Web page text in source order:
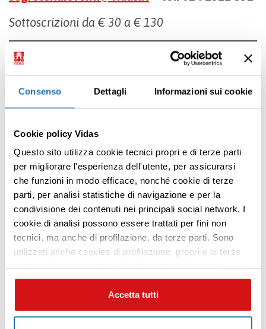
Consenso Dettagli Informazioni sui cookie
Cookie policy Vidas
Questo sito utilizza cookie tecnici propri e di terze parti
per migliorare l'esperienza dell'utente, per assicurarsi
che funzioni in modo efficace, nonché cookie di terze
parti, per analisi statistiche di navigazione e per la
condivisione dei contenuti nei principali social network. I
cookie di analisi possono essere trattati per fini non
tecnici, ma anche di profilazione, da terze parti. Sono
utilizzati anche cookies di profilazione, propri e di terze
contenuti mirati sulle tue preferenze e i tuoi interessi. Se
CHIUDI questo banner, saranno utilizzati soltanto
cookies tecnici. Seleziona i pulsanti sottostanti per
Accetta tutti
Sottoscrizioni da € 30 a € 130
II violinista e direttore bulgaroVasko Vassilev
è primo violino della Royal Opera House dal
1993. Nasce a Sofia nel 1970 e inizia a
suonare il violino a 5 anni. Studia al
Londra dove studia alla Guildhall School of
Music and Drama e al Royal College of Music.
Vincitore di numerosi concorsi internazionali
tra cui nel 1987 il “Jacques Thibaud” a Parigi,
nel 1988 il “Carl Flesch” a Londra e nel 1989 il
“N. Paganini” a Genova. Dall’età di 19 anni,
suona come primo violino neile maggiori
orchestre inglesi quali London Symphony
Philharmonic Orchestra.
solista” alla Lyon Opera House a 21 anni e
Premi INVIO per cercare o ESC per uscire